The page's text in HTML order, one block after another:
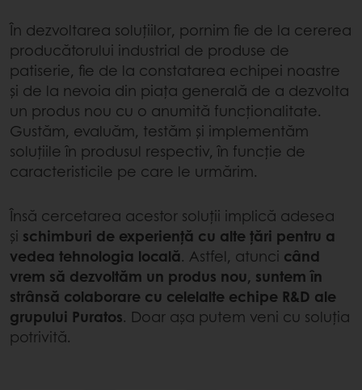
În dezvoltarea soluțiilor, pornim fie de la cererea
producătorului industrial de produse de
patiserie, fie de la constatarea echipei noastre
și de la nevoia din piața generală de a dezvolta
un produs nou cu o anumită funcționalitate.
Gustăm, evaluăm, testăm și implementăm
soluțiile în produsul respectiv, în funcție de
caracteristicile pe care le urmărim.
Însă cercetarea acestor soluții implică adesea
și schimburi de experiență cu alte țări pentru a
vedea tehnologia locală. Astfel, atunci când
vrem să dezvoltăm un produs nou, suntem în
strânsă colaborare cu celelalte echipe R&D ale
grupului Puratos. Doar așa putem veni cu soluția
potrivită.